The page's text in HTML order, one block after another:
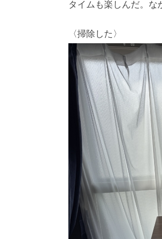
タイムも楽しんだ。な
〈掃除した〉